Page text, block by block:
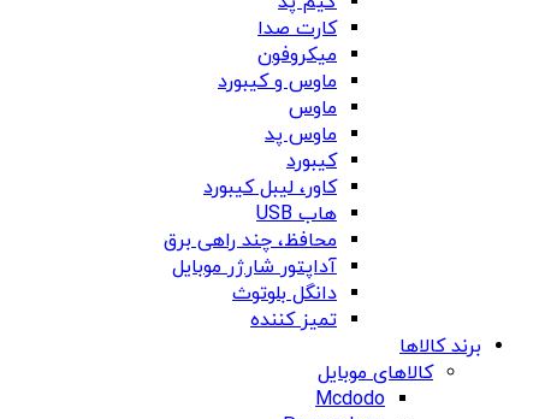
کارت صدا
میکروفون
ماوس و کیبورد
ماوس
ماوس پد
کیبورد
کاور، لیبل کیبورد
هاب USB
محافظ، چند راهی برق
آداپتور شارژر موبایل
دانگل بلوتوث
تمیز کننده
برند کالاها
کالاهای موبایل
Mcdodo